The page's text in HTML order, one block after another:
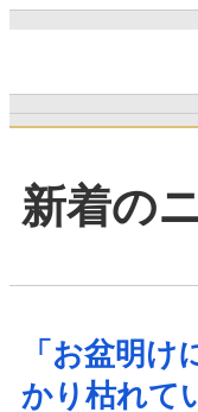
新着の
「お盆明け
かり枯れ